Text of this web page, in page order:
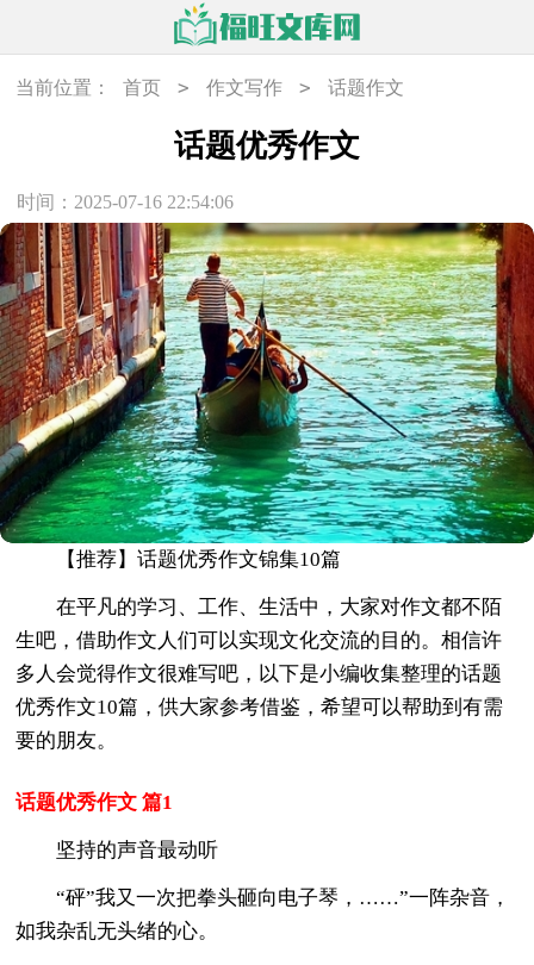
当前位置： 首页 > 作文写作 > 话题作文
话题优秀作文
时间：2025-07-16 22:54:06
【推荐】话题优秀作文锦集10篇
在平凡的学习、工作、生活中，大家对作文都不陌
生吧，借助作文人们可以实现文化交流的目的。相信许
多人会觉得作文很难写吧，以下是小编收集整理的话题
优秀作文10篇，供大家参考借鉴，希望可以帮助到有需
要的朋友。
话题优秀作文 篇1
坚持的声音最动听
“砰”我又一次把拳头砸向电子琴，……”一阵杂音，
如我杂乱无头绪的心。